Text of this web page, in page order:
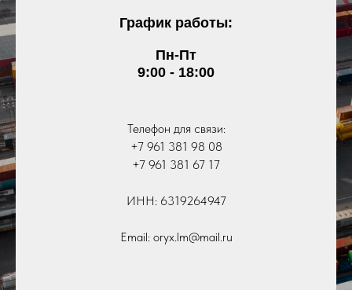
График работы:
Пн-Пт
9:00 - 18:00
Телефон для связи:
+7 961 381 98 08
+7 961 381 67 17
ИНН: 6319264947
Email: oryx.lm@mail.ru